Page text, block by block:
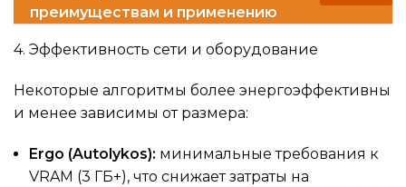
преимуществам и применению
4. Эффективность сети и оборудование
Некоторые алгоритмы более энергоэффективны
и менее зависимы от размера:
Ergo (Autolykos): минимальные требования к
VRAM (3 ГБ+), что снижает затраты на